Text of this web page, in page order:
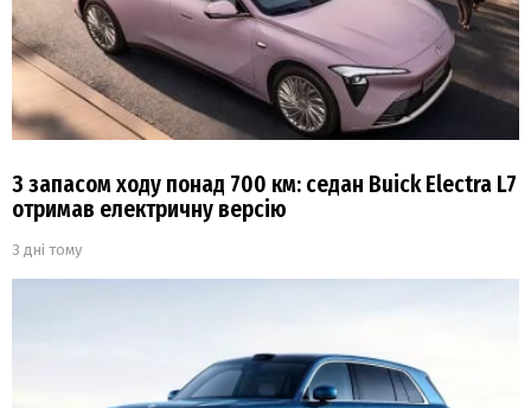
З запасом ходу понад 700 км: седан Buick Electra L7
отримав електричну версію
3 дні тому